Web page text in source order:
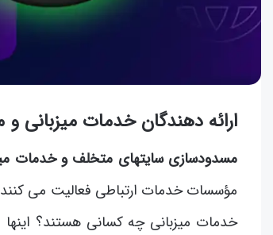
ارائه دهندگان خدمات
مسدودسازی سایتهای متخلف و خدمات
مؤسسات خدمات ارتباطی فعالیت می
خدمات میزبانی چه کسانی هستند؟